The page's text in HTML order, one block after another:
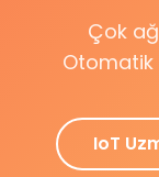
Çok
IoT